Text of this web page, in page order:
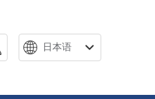
日本语